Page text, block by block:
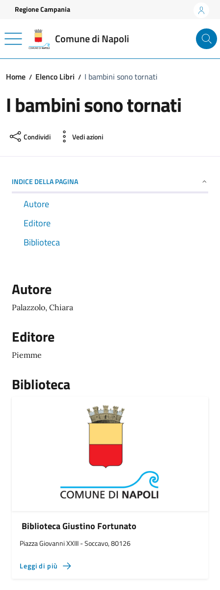
Vai ai contenuti
Vai al footer
Regione Campania
Comune di Napoli
Home Elenco Libri I bambini sono tornati
I bambini sono tornati
Condividi Vedi azioni
INDICE DELLA PAGINA
Autore
Editore
Biblioteca
Autore
Palazzolo, Chiara
Editore
Piemme
Biblioteca
Biblioteca Giustino Fortunato
Piazza Giovanni XXIII - Soccavo, 80126
Leggi di più